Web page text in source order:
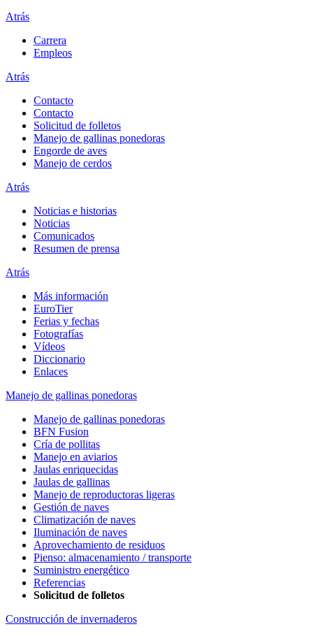
Atrás
Carrera
Empleos
Atrás
Contacto
Contacto
Solicitud de folletos
Manejo de gallinas ponedoras
Engorde de aves
Manejo de cerdos
Atrás
Noticias e historias
Noticias
Comunicados
Resumen de prensa
Atrás
Más información
EuroTier
Ferias y fechas
Fotografías
Vídeos
Diccionario
Enlaces
Manejo de gallinas ponedoras
Manejo de gallinas ponedoras
BFN Fusion
Cría de pollitas
Manejo en aviarios
Jaulas enriquecidas
Jaulas de gallinas
Manejo de reproductoras ligeras
Gestión de naves
Climatización de naves
Iluminación de naves
Aprovechamiento de residuos
Pienso: almacenamiento / transporte
Suministro energético
Referencias
Solicitud de folletos
Construcción de invernaderos